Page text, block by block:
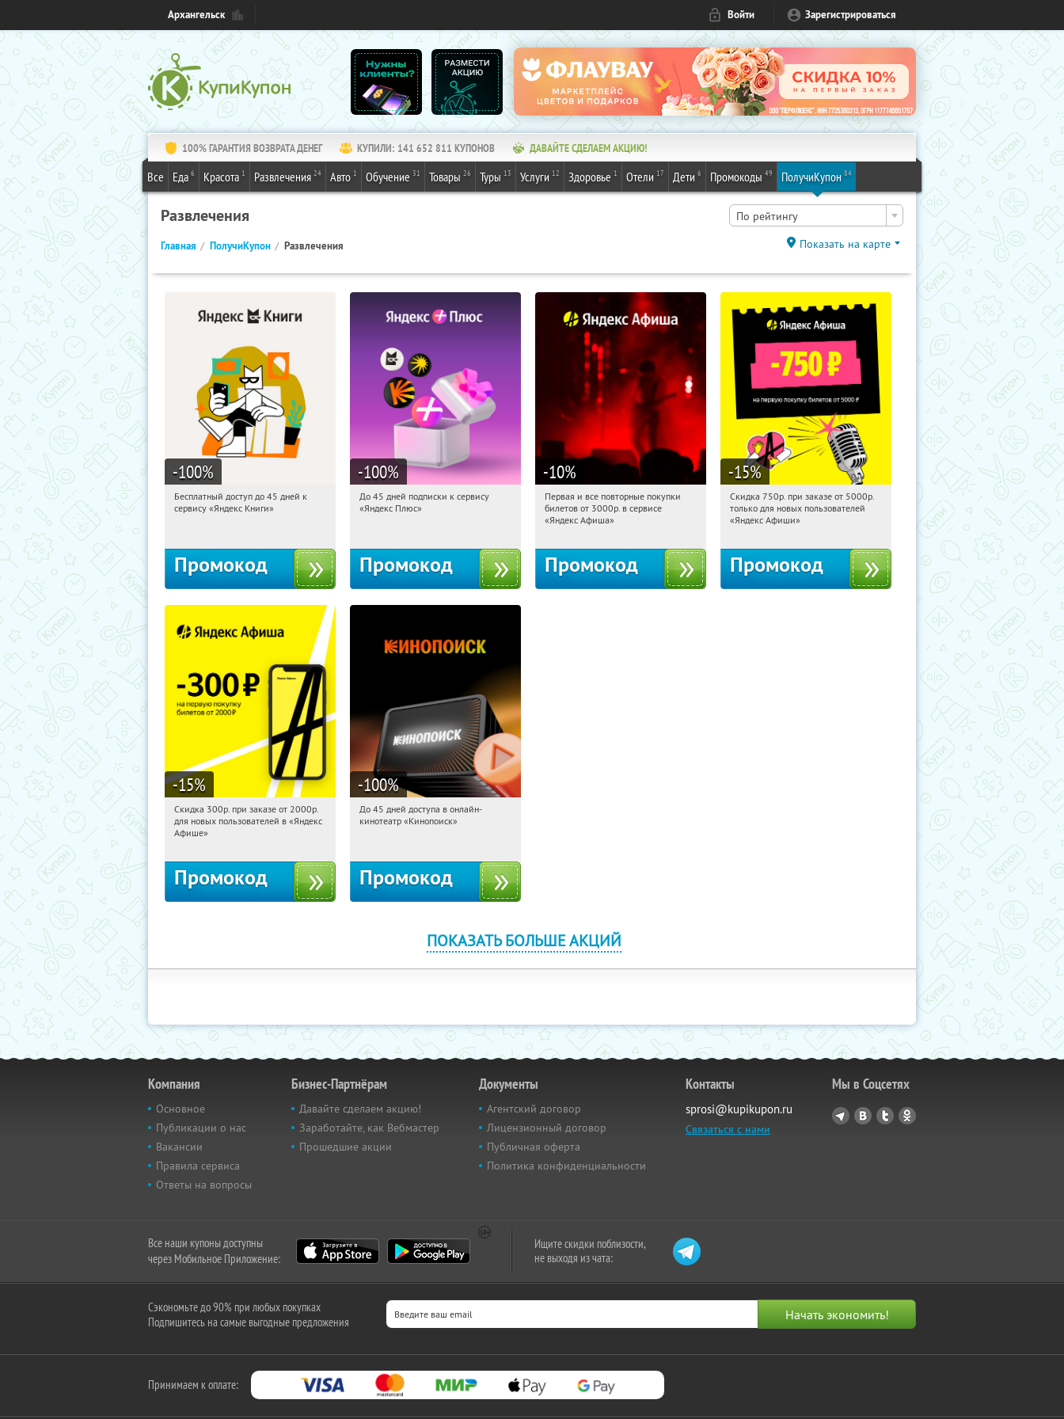
Архангельск Войти Зарегистрироваться
100% ГАРАНТИЯ ВОЗВРАТА ДЕНЕГ КУПИЛИ: 141 652 811 КУПОНОВ ДАВАЙТЕ СДЕЛАЕМ АКЦИЮ!
Все Еда 6 Красота 1 Развлечения 24 Авто 1 Обучение 31 Товары 26 Туры 13 Услуги 12 Здоровье 1 Отели 17 Дети 6 Промокоды 49 ПолучиКупон 84
Развлечения По рейтингу
Главная ПолучиКупон Развлечения Показать на карте
-100%
00:58:27
Получи первым!
Бесплатный доступ до 45 дней к
сервису «Яндекс Книги»
Промокод
-100%
00:58:27 Получили:
До 45 дней подписки к сервису
«Яндекс Плюс»
Промокод
-10%
00:58:27 Получили:
Россия
Первая и все повторные покупки
билетов от 3000р. в сервисе
«Яндекс Афиша»
Промокод
-15%
00:58:27 Получили:114
Россия
Скидка 750р. при заказе от 5000р.
только для новых пользователей
«Яндекс Афиши»
Промокод
-15%
00:58:27 Получили:65
Россия
Скидка 300р. при заказе от 2000р.
для новых пользователей в «Яндекс
Афише»
Промокод
-100%
00:58:27 Получили:
До 45 дней доступа в онлайн-
кинотеатр «Кинопоиск»
Промокод
ПОКАЗАТЬ БОЛЬШЕ АКЦИЙ
Компания
Основное
Публикации о нас
Вакансии
Правила сервиса
Ответы на вопросы
Бизнес-Партнёрам
Давайте сделаем акцию!
Заработайте, как Вебмастер
Прошедшие акции
Документы
Агентский договор
Лицензионный договор
Публичная оферта
Политика конфиденциальности
Контакты
sprosi@kupikupon.ru
Связаться с нами
Мы в Соцсетях
Все наши купоны доступны
через Мобильное Приложение:
Ищите скидки поблизости,
не выходя из чата:
Сэкономьте до 90% при любых покупках
Подпишитесь на самые выгодные предложения
Принимаем к оплате: